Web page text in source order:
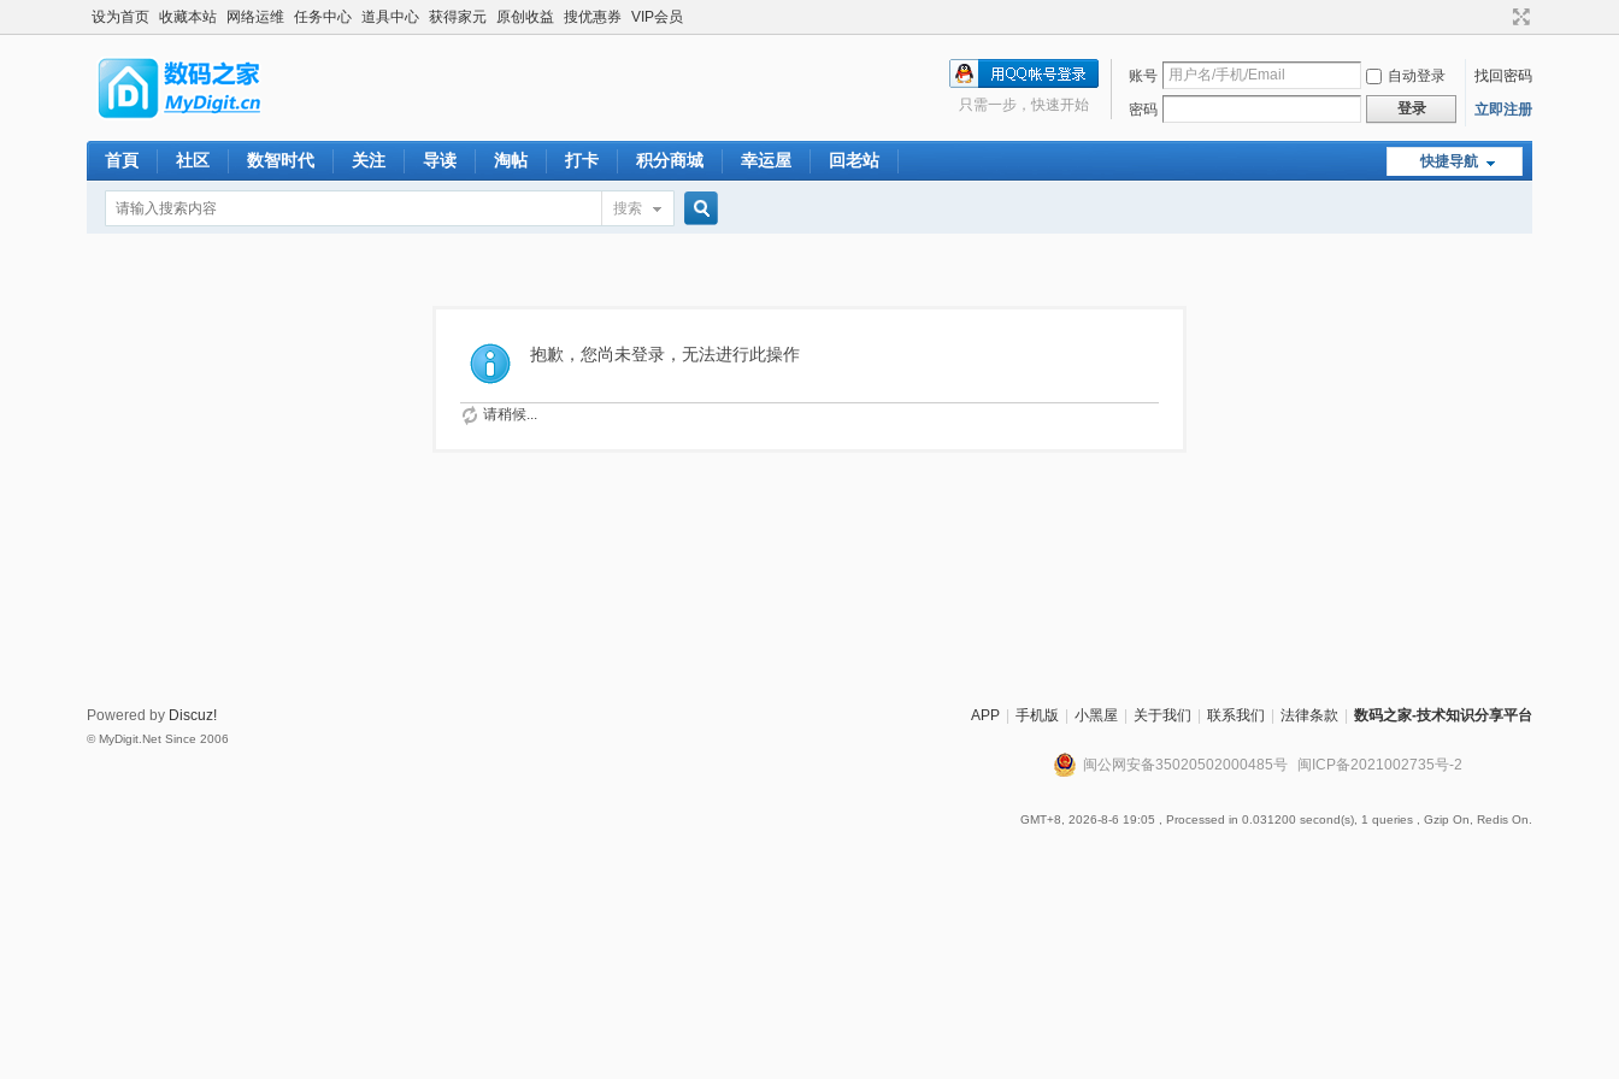
设为首页 收藏本站 网络运维 任务中心 道具中心 获得家元 原创收益 搜优惠券 VIP会员
账号 自动登录
找回密码
密码
登录 立即注册
只需一步，快速开始
快捷导航
首頁 社区 数智时代 关注 导读 淘帖 打卡 积分商城 幸运屋 回老站
搜索
索
抱歉，您尚未登录，无法进行此操作
请稍候...
APP 手机版 小黑屋 关于我们 联系我们 法律条款 数码之家-技术知识分享平台
闽公网安备35020502000485号 闽ICP备2021002735号-2
GMT+8, 2026-8-6 19:05 , Processed in 0.031200 second(s), 1 queries , Gzip On, Redis On.
Powered by Discuz!
© MyDigit.Net Since 2006